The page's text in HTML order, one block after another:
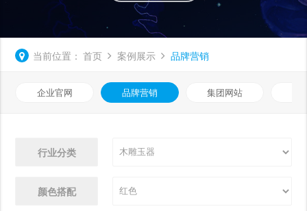
当前位置： 首页 案例展示 品牌营销
企业官网 品牌营销 集团网站
行业分类
颜色搭配